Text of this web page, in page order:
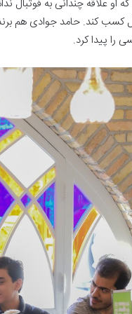
علاقه چندانی به فوتبال
را پیدا کرد.